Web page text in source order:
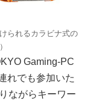
られるカラビナ式の
Gaming-PC
れでも参加いた
ながらキーワー